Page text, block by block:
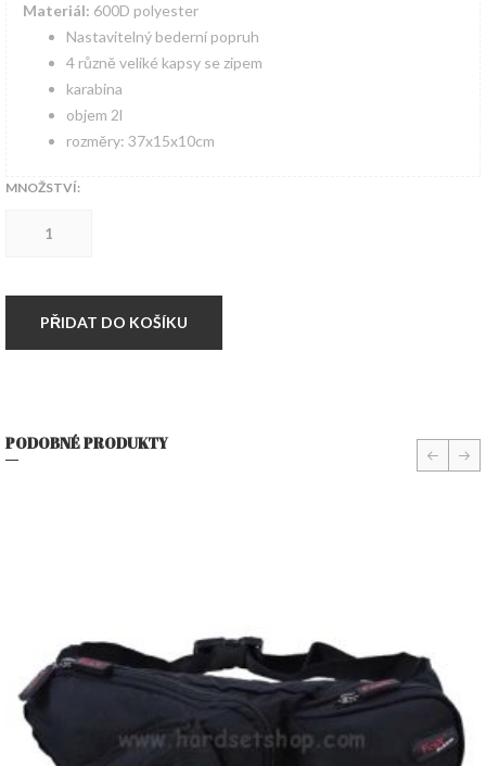
Materiál: 600D polyester
Nastavitelný bederní popruh
4 různě veliké kapsy se zipem
karabina
objem 2l
rozměry: 37x15x10cm
MNOŽSTVÍ:
ledvinka
PŘIDAT DO KOŠÍKU
PODOBNÉ PRODUKTY prev